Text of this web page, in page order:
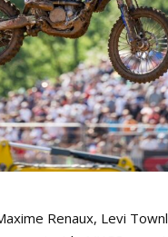
Renaux, Levi